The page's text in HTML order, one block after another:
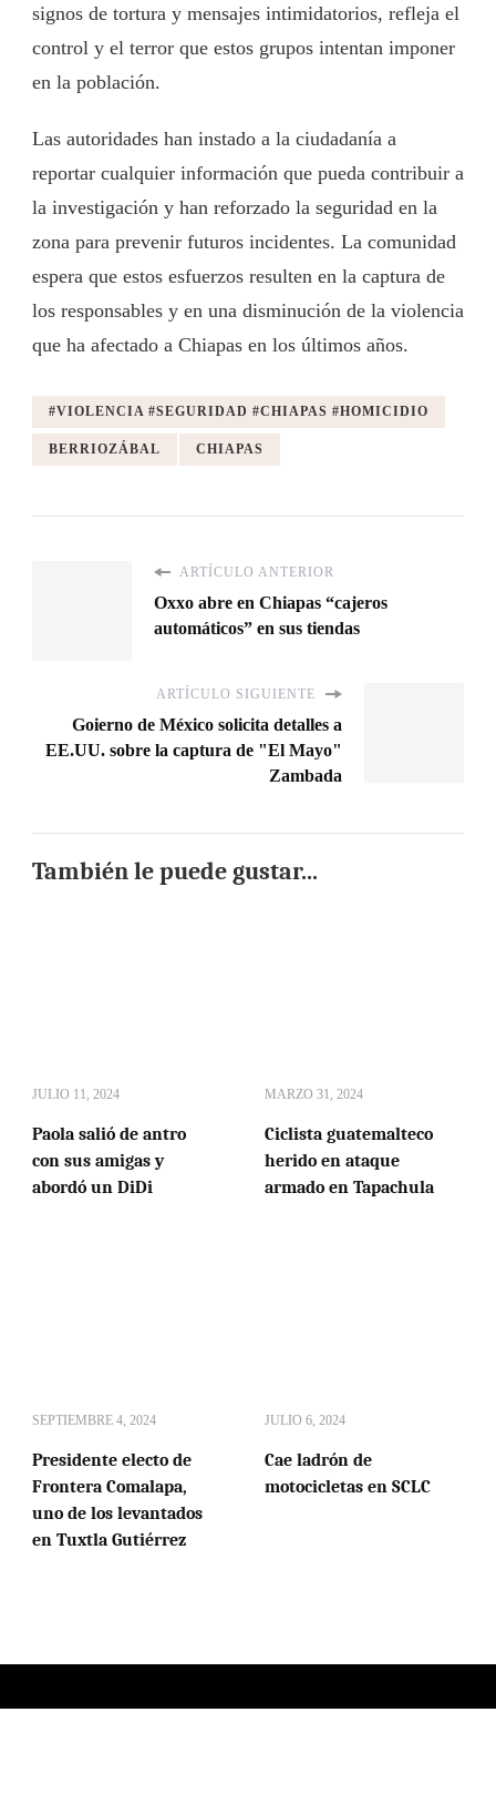
signos de tortura y mensajes intimidatorios, refleja el
control y el terror que estos grupos intentan imponer
en la población.
Las autoridades han instado a la ciudadanía a
reportar cualquier información que pueda contribuir a
la investigación y han reforzado la seguridad en la
zona para prevenir futuros incidentes. La comunidad
espera que estos esfuerzos resulten en la captura de
los responsables y en una disminución de la violencia
que ha afectado a Chiapas en los últimos años.
#VIOLENCIA #SEGURIDAD #CHIAPAS #HOMICIDIO
BERRIOZÁBAL CHIAPAS
ARTÍCULO ANTERIOR
Oxxo abre en Chiapas “cajeros
automáticos” en sus tiendas
ARTÍCULO SIGUIENTE
Goierno de México solicita detalles a
EE.UU. sobre la captura de "El Mayo"
Zambada
También le puede gustar...
JULIO 11, 2024
Paola salió de antro
con sus amigas y
abordó un DiDi
MARZO 31, 2024
Ciclista guatemalteco
herido en ataque
armado en Tapachula
SEPTIEMBRE 4, 2024
Presidente electo de
Frontera Comalapa,
uno de los levantados
en Tuxtla Gutiérrez
JULIO 6, 2024
Cae ladrón de
motocicletas en SCLC